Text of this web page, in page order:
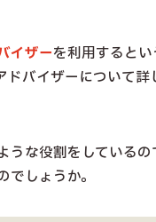
イザーを利用すると
ドバイザーについて
うな役割をしているの
しょうか。